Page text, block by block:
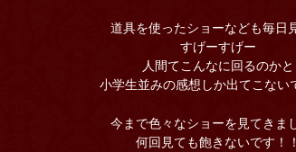
道具を使ったショーなども毎日
すげーすげー
人間てこんなに回るのかと
小学生並みの感想しか出てこない
今まで色々なショーを見てきま
何回見ても飽きないです！！